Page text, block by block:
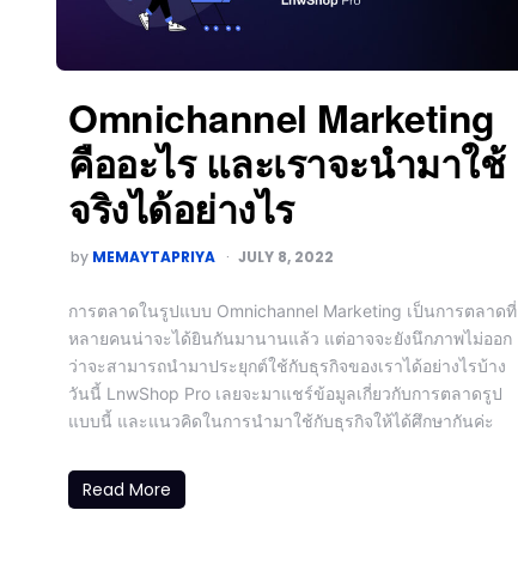
Omnichannel Marketing
คืออะไร และเราจะนำมาใช้
จริงได้อย่างไร
by MEMAYTAPRIYA JULY 8, 2022
การตลาดในรูปแบบ Omnichannel Marketing เป็นการตลาดที่
หลายคนน่าจะได้ยินกันมานานแล้ว แต่อาจจะยังนึกภาพไม่ออก
ว่าจะสามารถนำมาประยุกต์ใช้กับธุรกิจของเราได้อย่างไรบ้าง
วันนี้ LnwShop Pro เลยจะมาแชร์ข้อมูลเกี่ยวกับการตลาดรูป
แบบนี้ และแนวคิดในการนำมาใช้กับธุรกิจให้ได้ศึกษากันค่ะ
Read More